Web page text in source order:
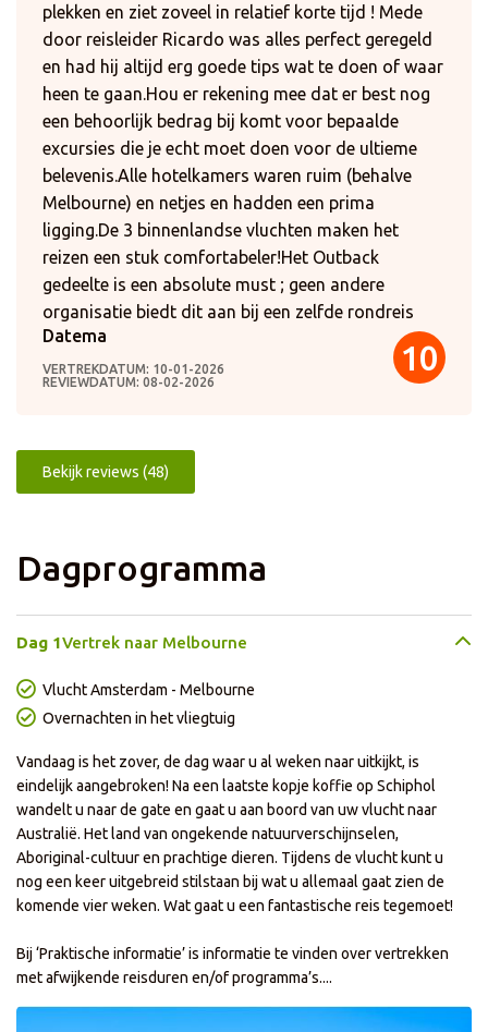
10
plekken en ziet zoveel in relatief korte tijd ! Mede
door reisleider Ricardo was alles perfect geregeld
en had hij altijd erg goede tips wat te doen of waar
heen te gaan.Hou er rekening mee dat er best nog
een behoorlijk bedrag bij komt voor bepaalde
excursies die je echt moet doen voor de ultieme
belevenis.Alle hotelkamers waren ruim (behalve
Melbourne) en netjes en hadden een prima
ligging.De 3 binnenlandse vluchten maken het
reizen een stuk comfortabeler!Het Outback
gedeelte is een absolute must ; geen andere
organisatie biedt dit aan bij een zelfde rondreis
Datema
VERTREKDATUM: 10-01-2026
REVIEWDATUM: 08-02-2026
Bekijk reviews (48)
Dagprogramma
Dag 1Vertrek naar Melbourne
Vlucht Amsterdam - Melbourne
Overnachten in het vliegtuig
Vandaag is het zover, de dag waar u al weken naar uitkijkt, is
eindelijk aangebroken! Na een laatste kopje koffie op Schiphol
wandelt u naar de gate en gaat u aan boord van uw vlucht naar
Australië. Het land van ongekende natuurverschijnselen,
Aboriginal-cultuur en prachtige dieren. Tijdens de vlucht kunt u
nog een keer uitgebreid stilstaan bij wat u allemaal gaat zien de
komende vier weken. Wat gaat u een fantastische reis tegemoet!
Bij ‘Praktische informatie’ is informatie te vinden over vertrekken
met afwijkende reisduren en/of programma’s....